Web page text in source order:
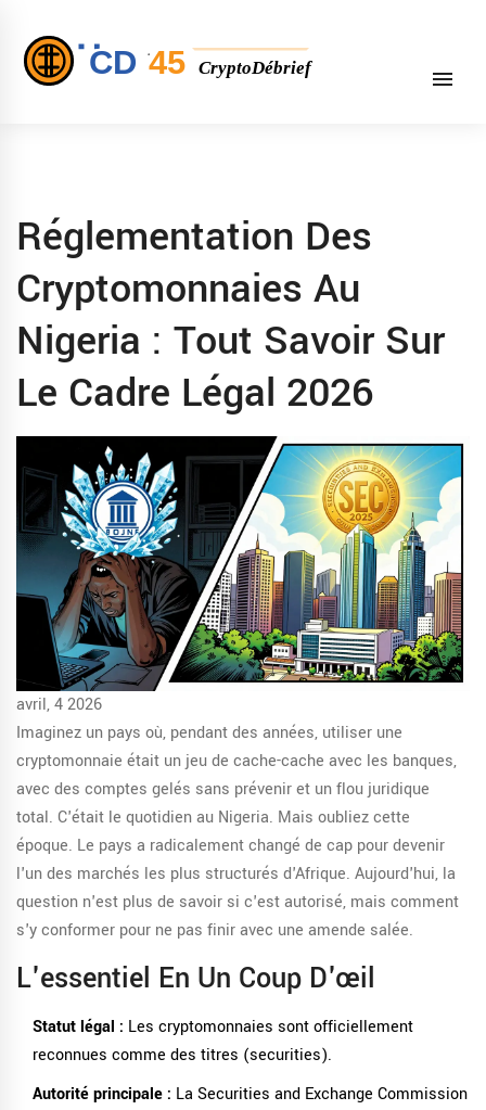
Réglementation Des
Cryptomonnaies Au
Nigeria : Tout Savoir Sur
Le Cadre Légal 2026
avril, 4 2026
Imaginez un pays où, pendant des années, utiliser une
cryptomonnaie était un jeu de cache-cache avec les banques,
avec des comptes gelés sans prévenir et un flou juridique
total. C'était le quotidien au Nigeria. Mais oubliez cette
époque. Le pays a radicalement changé de cap pour devenir
l'un des marchés les plus structurés d'Afrique. Aujourd'hui, la
question n'est plus de savoir si c'est autorisé, mais comment
s'y conformer pour ne pas finir avec une amende salée.
L'essentiel En Un Coup D'œil
Statut légal : Les cryptomonnaies sont officiellement
reconnues comme des titres (securities).
Autorité principale : La Securities and Exchange Commission